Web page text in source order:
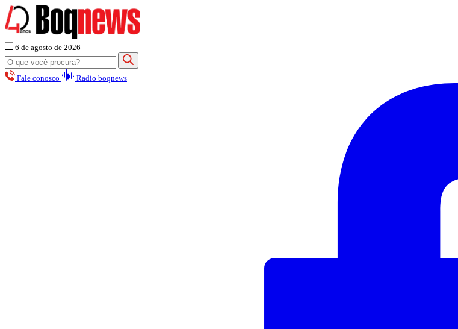
6 de agosto de 2026
Fale conosco Radio boqnews